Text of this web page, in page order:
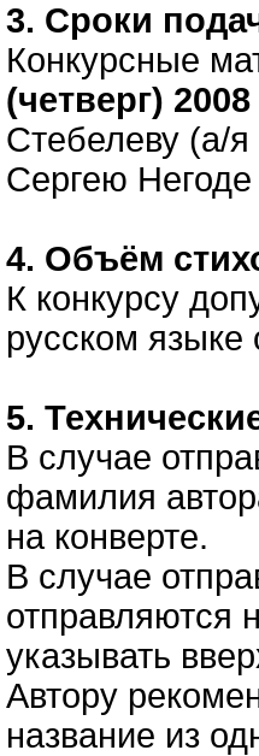
3. Сроки
Конкурсные
(четверг)
Стебелеву (а/
Сергею
4. Объём
К конкурсу
русском
5.
В случае
фамилия
на конверте.
В случае
отправляются
указывать
Автору
название из